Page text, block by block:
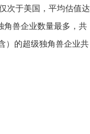
次于美国，平均估值达
角兽企业数量最多，共
）的超级独角兽企业共